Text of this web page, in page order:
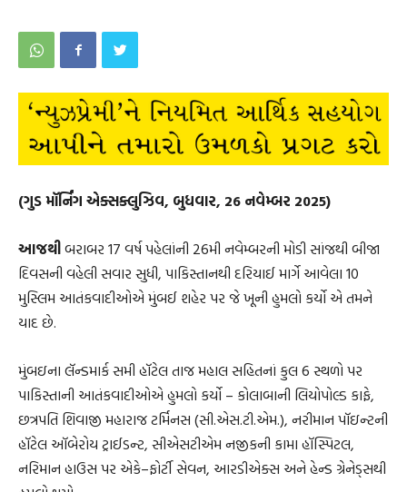
(ગુડ મૉર્નિંગ એક્સક્લુઝિવ, બુધવાર, 26 નવેમ્બર 2025)
આજથીબરાબર 17 વર્ષ પહેલાંની 26મી નવેમ્બરની મોડી સાંજથી બીજા
દિવસની વહેલી સવાર સુધી, પાકિસ્તાનથી દરિયાઈ માર્ગે આવેલા 10
મુસ્લિમ આતંકવાદીઓએ મુંબઈ શહેર પર જે ખૂની હુમલો કર્યો એ તમને
યાદ છે.
મુંબઇના લૅન્ડમાર્ક સમી હૉટેલ તાજ મહાલ સહિતનાં કુલ 6 સ્થળો પર
પાકિસ્તાની આતંકવાદીઓએ હુમલો કર્યો – કોલાબાની લિયોપોલ્ડ કાફે,
છત્રપતિ શિવાજી મહારાજ ટર્મિનસ (સી.એસ.ટી.એમ.), નરીમાન પૉઇન્ટની
હૉટેલ ઑબેરોય ટ્રાઈડન્ટ, સીએસટીએમ નજીકની કામા હૉસ્પિટલ,
નરિમાન હાઉસ પર એકે–ફોર્ટી સેવન, આરડીએક્સ અને હેન્ડ ગ્રેનેડ્સથી